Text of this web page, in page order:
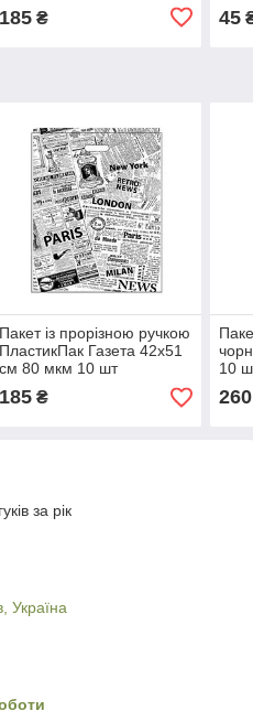
185₴ 45
Пакет із прорізною ручкою
ПластикПак Газета 42х51
см 80 мкм 10 шт
185₴
10
260
за рік
Україна